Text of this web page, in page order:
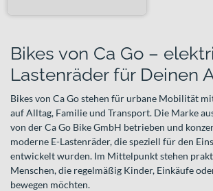
Bikes von Ca Go –
Lastenräder für Deinen
Bikes von Ca Go stehen für urbane Mobilität
auf Alltag, Familie und Transport. Die Marke
von der Ca Go Bike GmbH betrieben und
moderne E-Lastenräder, die speziell für den
entwickelt wurden. Im Mittelpunkt stehen
Menschen, die regelmäßig Kinder, Einkäufe
bewegen möchten.